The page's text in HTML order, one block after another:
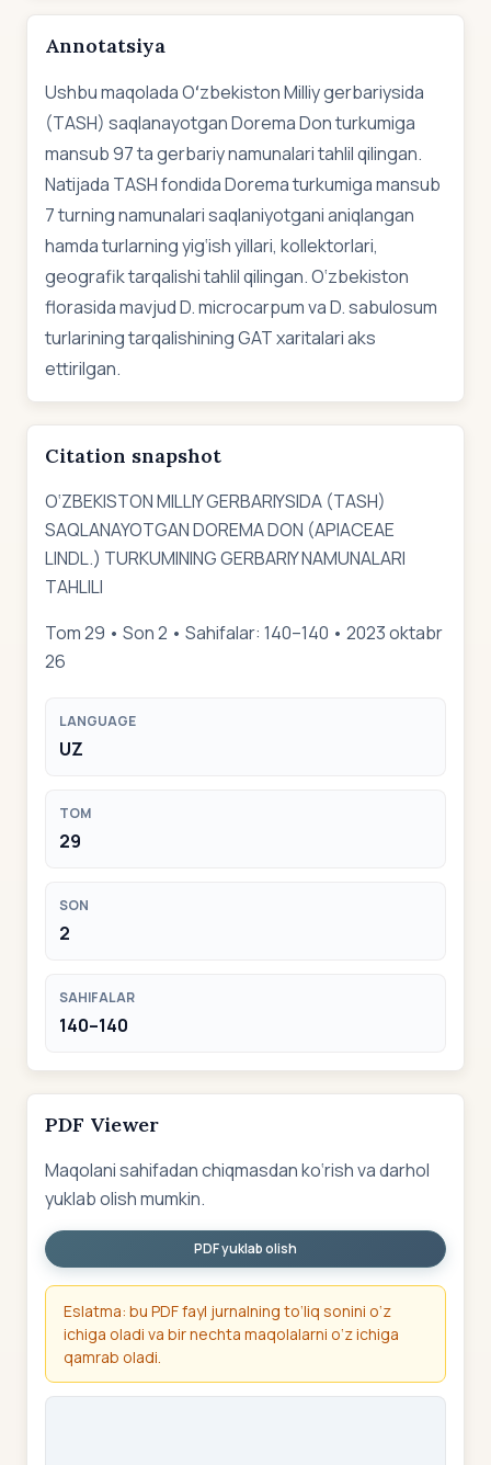
Annotatsiya
Ushbu maqolada Oʻzbekiston Milliy gerbariysida
(TASH) saqlanayotgan Dorema Don turkumiga
mansub 97 ta gerbariy namunalari tahlil qilingan.
Natijada TASH fondida Dorema turkumiga mansub
7 turning namunalari saqlaniyotgani aniqlangan
hamda turlarning yig‘ish yillari, kollektorlari,
geografik tarqalishi tahlil qilingan. O‘zbekiston
florasida mavjud D. microcarpum va D. sabulosum
turlarining tarqalishining GAT xaritalari aks
ettirilgan.
Citation snapshot
O‘ZBEKISTON MILLIY GERBARIYSIDA (TASH)
SAQLANAYOTGAN DOREMA DON (APIACEAE
LINDL.) TURKUMINING GERBARIY NAMUNALARI
TAHLILI
Tom 29 • Son 2 • Sahifalar: 140–140 • 2023 oktabr
26
LANGUAGE
UZ
TOM
29
SON
2
SAHIFALAR
140–140
PDF Viewer
Maqolani sahifadan chiqmasdan ko‘rish va darhol
yuklab olish mumkin.
PDF yuklab olish
Eslatma: bu PDF fayl jurnalning to‘liq sonini o‘z
ichiga oladi va bir nechta maqolalarni o‘z ichiga
qamrab oladi.